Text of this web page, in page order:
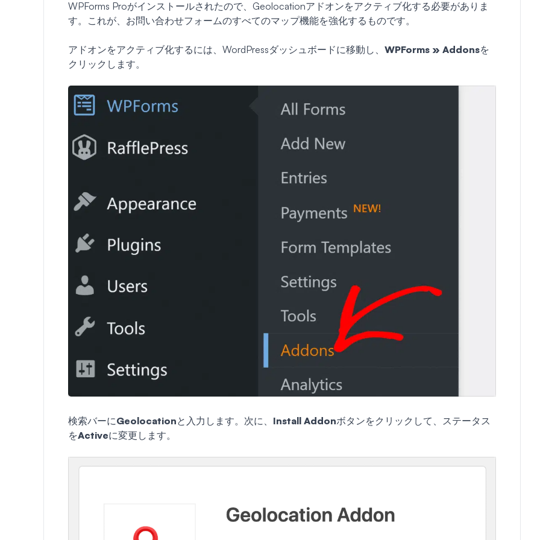
WPForms Proがインストールされたので、Geolocationアドオンをアクティブ化する必要がありま
す。これが、お問い合わせフォームのすべてのマップ機能を強化するものです。
アドオンをアクティブ化するには、WordPressダッシュボードに移動し、 WPForms » Addonsを
クリックします。
検索バーにGeolocationと入力します。次に、 Install Addonボタンをクリックして、ステータス
をActiveに変更します。